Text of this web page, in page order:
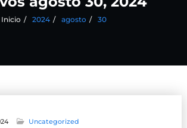
Inicio 2024 agosto 30
Uncategorized